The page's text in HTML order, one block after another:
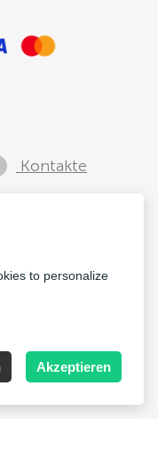
Kontakte
to personalize
Akzeptieren